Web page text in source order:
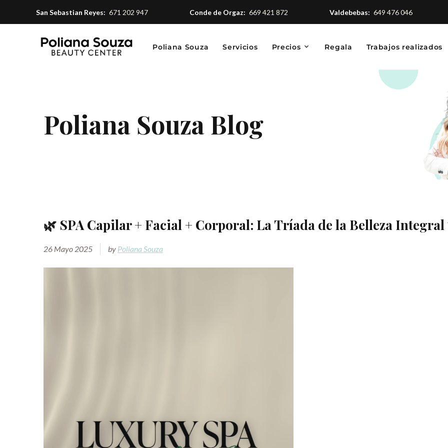
San Sebastian Reyes: 671 202 947 Conde de Orgaz: 669 421 872 Valdebebas: 649 476 046
Poliana Souza Servicios Precios Regala Trabajos realizados
Poliana Souza Blog
🌿 SPA Capilar + Facial + Corporal: La Tríada de la Belleza Integral
26 Mayo 2025 by Poliana Souza